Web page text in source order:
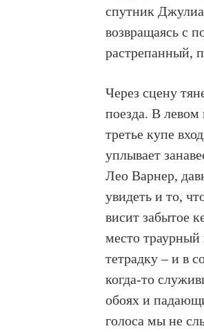
спутник
возвращаясь с
растрепанный,
Через сцену
поезда. В
третье купе
уплывает
Лео Варнер,
увидеть и то,
висит забытое
место
тетрадку – и в
когда-то
обоях и
голоса мы не